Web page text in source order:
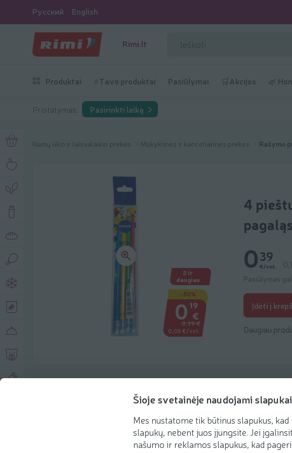
Šioje svetainėje naudojami slapukai
Mes nustatome tik būtinus slapukus,
slapukų, nebent juos įjungsite. Jei
našumo ir reklamos slapukus, kad
Русский English
Rimi.lt
Produktai ⭐Tavo produktai Pasiūlymai 🛒Akcijos 🌿
Pristatymas: Pasirinkti laiką
Namų ūkio ir laisvalaikio prekės Mokyklinės ir kanceliarinės prekės Rašymo
2 ir
daugiau
-50%
0 19
€
0,39 €
0,05 €/vnt.
4
039
€/vnt.
Pasiūlymas
Įdėti į
Daugiau
Produkto aprašymas
Rekomenduojame